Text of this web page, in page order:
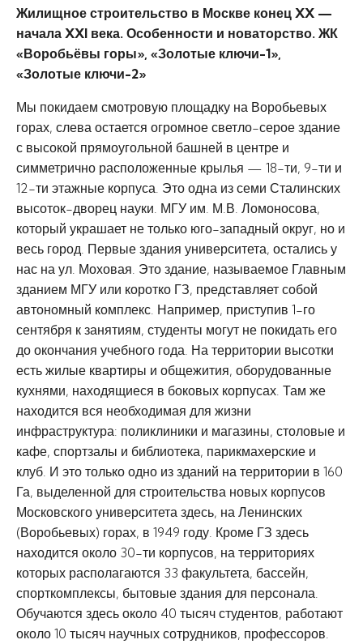
Жилищное строительство в Москве конец XX —
начала XXI века. Особенности и новаторство. ЖК
«Воробьёвы горы», «Золотые ключи-1»,
«Золотые ключи-2»
Мы покидаем смотровую площадку на Воробьевых
горах, слева остается огромное светло-серое здание
с высокой прямоугольной башней в центре и
симметрично расположенные крылья — 18-ти, 9-ти и
12-ти этажные корпуса. Это одна из семи Сталинских
высоток-дворец науки. МГУ им. М.В. Ломоносова,
который украшает не только юго-западный округ, но и
весь город. Первые здания университета, остались у
нас на ул. Моховая. Это здание, называемое Главным
зданием МГУ или коротко ГЗ, представляет собой
автономный комплекс. Например, приступив 1-го
сентября к занятиям, студенты могут не покидать его
до окончания учебного года. На территории высотки
есть жилые квартиры и общежития, оборудованные
кухнями, находящиеся в боковых корпусах. Там же
находится вся необходимая для жизни
инфраструктура: поликлиники и магазины, столовые и
кафе, спортзалы и библиотека, парикмахерские и
клуб. И это только одно из зданий на территории в 160
Га, выделенной для строительства новых корпусов
Московского университета здесь, на Ленинских
(Воробьевых) горах, в 1949 году. Кроме ГЗ здесь
находится около 30-ти корпусов, на территориях
которых располагаются 33 факультета, бассейн,
спорткомплексы, бытовые здания для персонала.
Обучаются здесь около 40 тысяч студентов, работают
около 10 тысяч научных сотрудников, профессоров.